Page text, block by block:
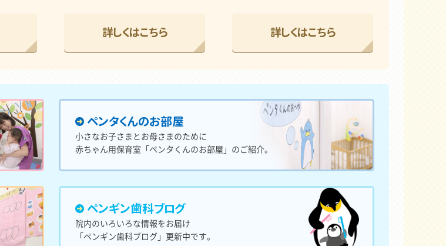
詳しくはこちら 詳しくはこちら
ペンタくんのお部屋
小さなお子さまとお母さまのために
赤ちゃん用保育室「ペンタくんのお部屋」のご紹介。
ペンギン歯科ブログ
院内のいろいろな情報をお届け
「ペンギン歯科ブログ」更新中です。